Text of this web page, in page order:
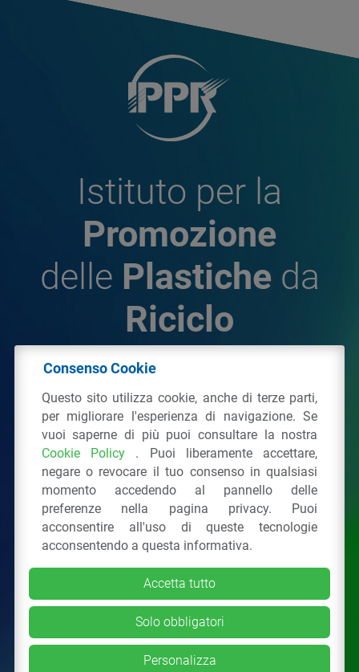
Istituto per la
Promozione
delle Plastiche da
Riciclo
Plastiche da Riciclo
C.F. 97381090154
Via San Vittore 36 20123Milano (MI)
Tel.: 02 43928225.
Tutti i diritti riservati Privacy Policy &Cookie
Consenso Cookie
Questo sito utilizza cookie, anche di terze parti,
per migliorare l'esperienza di navigazione. Se
vuoi saperne di più puoi consultare la nostra
Cookie Policy . Puoi liberamente accettare,
negare o revocare il tuo consenso in qualsiasi
momento accedendo al pannello delle
preferenze nella pagina privacy. Puoi
acconsentire all'uso di queste tecnologie
acconsentendo a questa informativa.
Accetta tutto
Solo obbligatori
Personalizza